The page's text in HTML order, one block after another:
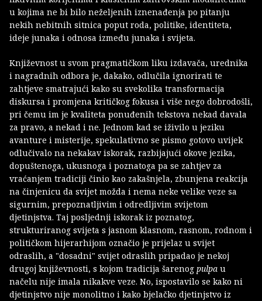
u kojima ne bi bilo neželjenih iznenađenja po pitanju
nekih nebitnih sitnica poput roda, politike, identiteta,
ideje junaka i odnosa između junaka i svijeta.
Književnost u svom pragmatičkom liku izdavača, urednika
i nagradnih odbora je, dakako, odlučila ignorirati te
zahtjeve smatrajući kako su svekolika transformacija
diskursa i promjena kritičkog fokusa i više nego dobrodošli,
pri čemu im je kvaliteta ponuđenih tekstova nekad davala
za pravo, a nekad i ne. Jednom kad se iživilo u jeziku
avanture i misterije, spekulativno se pismo gotovo uvijek
odlučivalo na nekakav iskorak, razbijajući okove jezika,
dopuštenoga, ukusnoga i poznatoga pa se zahtjev za
vraćanjem tradiciji činio kao zakašnjela, zbunjena reakcija
na činjenicu da svijet možda i nema neke velike veze sa
sigurnim, prepoznatljivim i odredljivim svijetom
djetinjstva. Taj posljednji iskorak iz poznatog,
strukturiranog svijeta s jasnom klasnom, rasnom, rodnom i
političkom hijerarhijom označio je prijelaz u svijet
odraslih, a "dosadni" svijet odraslih pripadao je nekoj
drugoj književnosti, s kojom tradicija šarenog pulpa u
načelu nije imala nikakve veze. No, ispostavilo se kako ni
djetinjstvo nije monolitno i kako bjelačko djetinjstvo iz